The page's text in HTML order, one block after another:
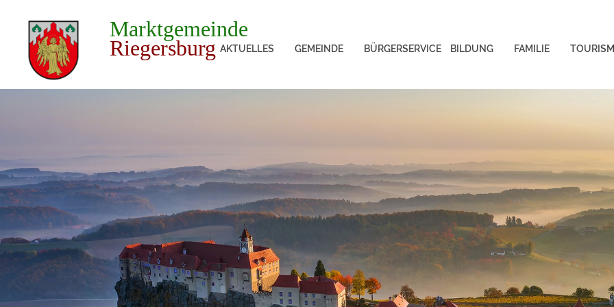
Marktgemeinde
Riegersburg AKTUELLES GEMEINDE BÜRGERSERVICE BILDUNG FAMILIE